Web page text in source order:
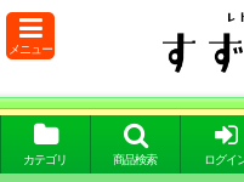
メニュー
カテゴリ 商品検索 ログイ